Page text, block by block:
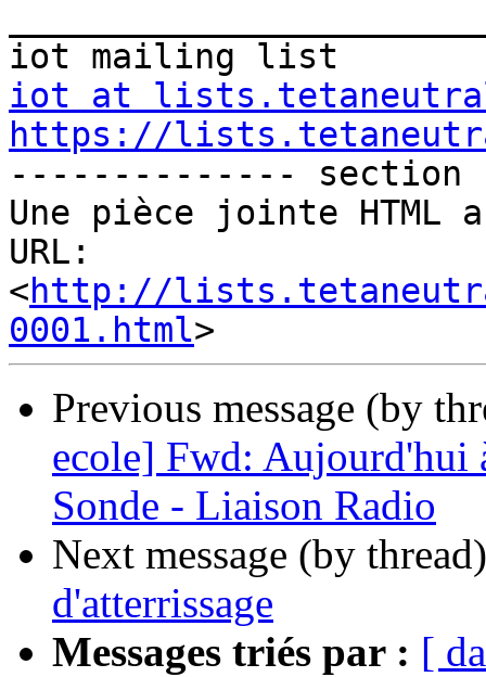
iot at
https://
-------------- section
Une pièce jointe
URL:
<http://
0001.html
Previous message (by
ecole] Fwd: Aujourd'hui
Sonde - Liaison Radio
Next message (by
d'atterrissage
Messages triés par : [